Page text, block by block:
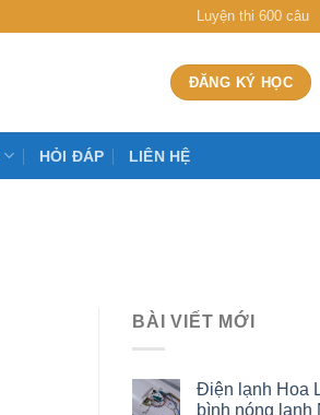
Luyện thi 600 câu
ĐĂNG KÝ HỌC
HỎI ĐÁP LIÊN HỆ
BÀI VIẾT MỚI
Điện lạnh Hoa
bình nóng lạnh